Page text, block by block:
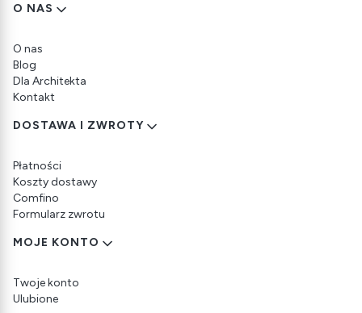
Linki w stopce
O NAS
O nas
Blog
Dla Architekta
Kontakt
DOSTAWA I ZWROTY
Płatności
Koszty dostawy
Comfino
Formularz zwrotu
MOJE KONTO
Twoje konto
Ulubione